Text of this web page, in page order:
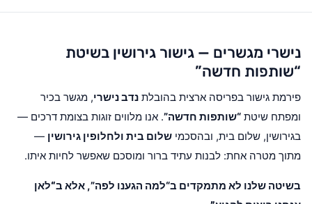
נישרי מגשרים — גישור גירושין בשיטת
“שותפות חדשה”
פירמת גישור בפריסה ארצית בהובלת נדב נישרי, מגשר בכיר
ומפתח שיטת “שותפות חדשה”. אנו מלווים זוגות בצומת דרכים —
בגירושין, שלום בית, ובהסכמי שלום בית ולחלופין גירושין —
מתוך מטרה אחת: לבנות עתיד ברור ומוסכם שאפשר לחיות איתו.
בשיטה שלנו לא מתמקדים ב“למה הגענו לפה”, אלא ב“לאן